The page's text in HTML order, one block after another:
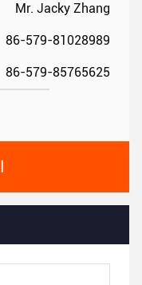
Mr. Jacky Zhang
86-579-81028989
86-579-85765625